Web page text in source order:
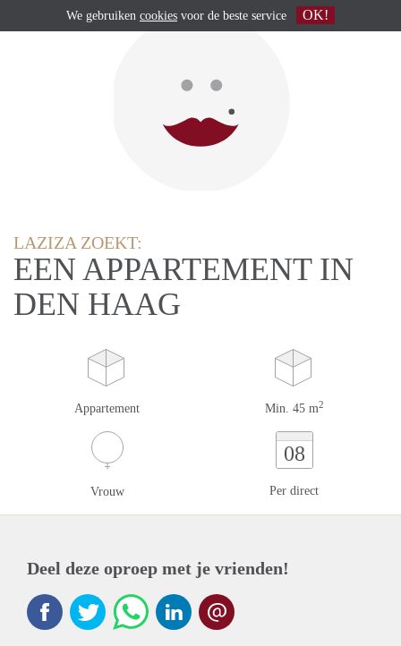
LAZIZA ZOEKT:
EEN APPARTEMENT IN
DEN HAAG
Appartement Min. 45 m2
Vrouw
08
Per direct
Deel deze oproep met je vrienden!
We gebruiken cookies voor de beste service OK!